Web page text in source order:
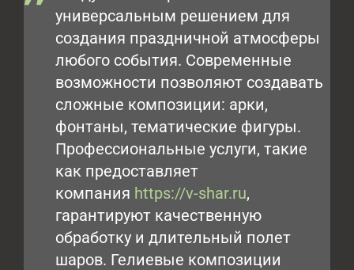
универсальным решением для
создания праздничной атмосферы
любого события. Современные
возможности позволяют создавать
сложные композиции: арки,
фонтаны, тематические фигуры.
Профессиональные услуги, такие
как предоставляет
компания https://v-shar.ru,
гарантируют качественную
обработку и длительный полет
шаров. Гелиевые композиции